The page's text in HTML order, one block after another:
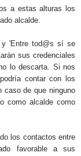
a estas alturas los
alcalde.
'Entre tod@s sí se
sus credenciales
lo descarta. Si nos
contar con los
caso de que ninguno
como alcalde como
los contactos entre
favorable a sus